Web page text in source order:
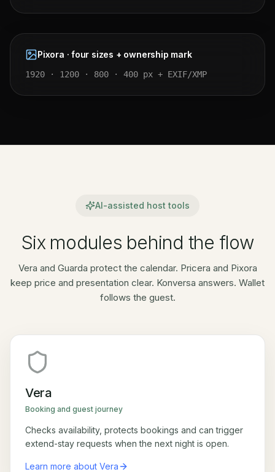
Pixora · four sizes + ownership mark
1920 · 1200 · 800 · 400 px + EXIF/XMP
AI-assisted host tools
Six modules behind the flow
Vera and Guarda protect the calendar. Pricera and Pixora
keep price and presentation clear. Konversa answers. Wallet
follows the guest.
Vera
Booking and guest journey
Checks availability, protects bookings and can trigger
extend-stay requests when the next night is open.
Learn more about Vera